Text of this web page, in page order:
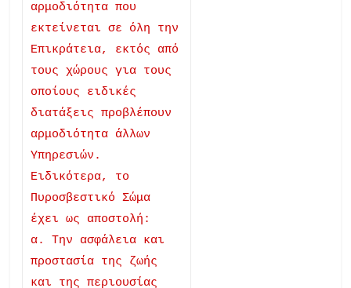
αρμοδιότητα που
εκτείνεται σε όλη την
Επικράτεια, εκτός από
τους χώρους για τους
οποίους ειδικές
διατάξεις προβλέπουν
αρμοδιότητα άλλων
Υπηρεσιών.
Ειδικότερα, το
Πυροσβεστικό Σώμα
έχει ως αποστολή:
α. Την ασφάλεια και
προστασία της ζωής
και της περιουσίας